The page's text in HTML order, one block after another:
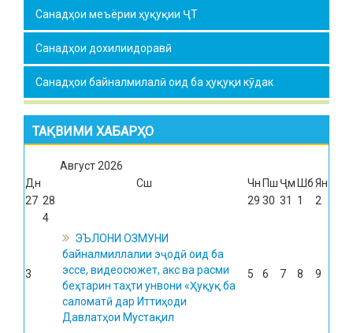
Санадҳои меъёрии ҳуқуқии ҶТ
Санадҳои дохилиидоравӣ
Санадҳои байналмилалӣ оид ба ҳуқуқи кӯдак
ТАҚВИМИ ХАБАРҲО
Август2026
Дн
Сш Чн Пш Ҷм ШбЯн
27 28 29 30 31 1 2
3
4
ЭЪЛОНИ ОЗМУНИ
байналмиллалии эҷодӣ оид ба
эссе, видеосюжет, акс ва расми
беҳтарин таҳти унвони «Ҳуқуқ ба
саломатӣ дар Иттиҳоди
Давлатҳои Мустақил
5 6 7 8 9